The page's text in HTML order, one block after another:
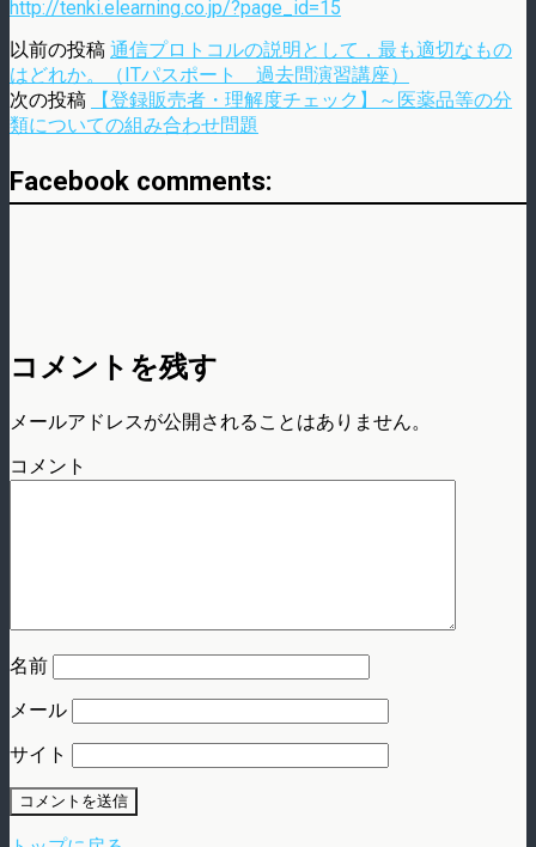
http://tenki.elearning.co.jp/?page_id=15
以前の投稿 通信プロトコルの説明として，最も適切なもの
はどれか。（ITパスポート 過去問演習講座）
次の投稿
【登録販売者・理解度チェック】～医薬品等の分
類についての組み合わせ問題
Facebook comments:
コメントを残す
メールアドレスが公開されることはありません。
コメント
名前
メール
サイト